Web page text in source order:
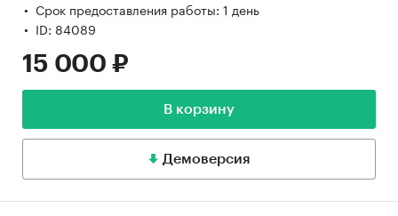
Срок предоставления работы: 1 день
ID: 84089
15 000 ₽
В корзину
Демоверсия